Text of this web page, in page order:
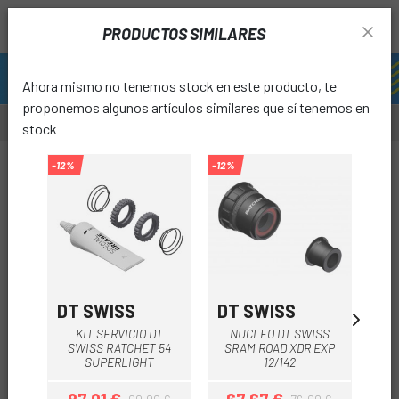
PRODUCTOS SIMILARES
Ahora mismo no tenemos stock en este producto, te
proponemos algunos artículos similares que sí tenemos en
stock
-12%
DT SWISS
KIT SERVICIO DT
SWISS RATCHET 54
SUPERLIGHT
-12%
DT SWISS
NUCLEO DT SWISS
SRAM ROAD XDR EXP
12/142